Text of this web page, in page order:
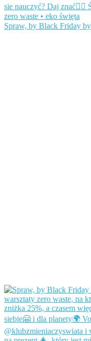
Spraw, by Black Friday